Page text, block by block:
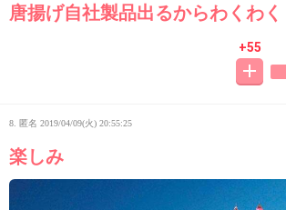
唐揚げ自社製品出るからわくわく
+55
8. 匿名 2019/04/09(火) 20:55:25
楽しみ